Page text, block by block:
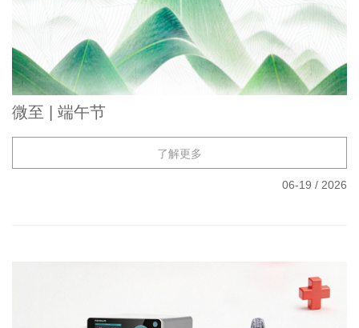
微至 | 端午节
了解更多
06-19 / 2026